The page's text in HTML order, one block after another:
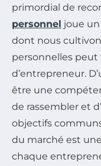
primordial de
personnel joue un
dont nous
personnelles
d’entrepreneur.
être une
de rassembler et
objectifs
du marché est
chaque